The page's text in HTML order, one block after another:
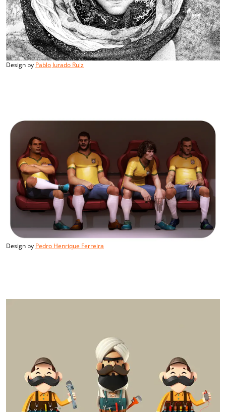
Design by Pablo Jurado Ruiz
Design by Pedro Henrique Ferreira